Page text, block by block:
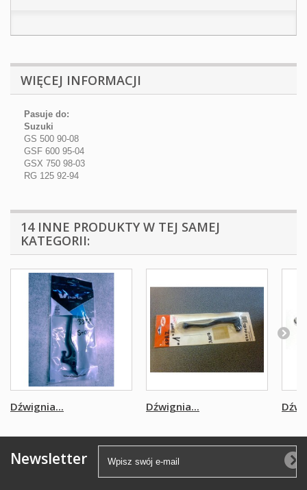
WIĘCEJ INFORMACJI
Pasuje do:
Suzuki
GS 500 90-08
GSF 600 95-04
GSX 750 98-03
RG 125 92-94
14 INNE PRODUKTY W TEJ SAMEJ
KATEGORII:
Dźwignia... Dźwignia...
Newsletter